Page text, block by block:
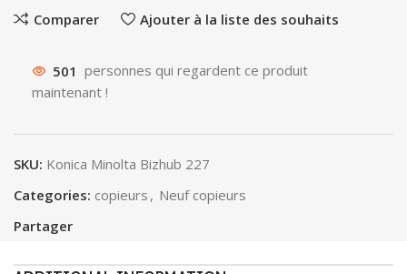
Comparer Ajouter à la liste des souhaits
501 personnes qui regardent ce produit
maintenant !
SKU: Konica Minolta Bizhub 227
Categories: copieurs , Neuf copieurs
Partager